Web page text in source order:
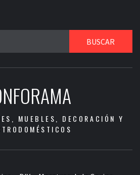
MUEBLES, DECORACIÓN Y